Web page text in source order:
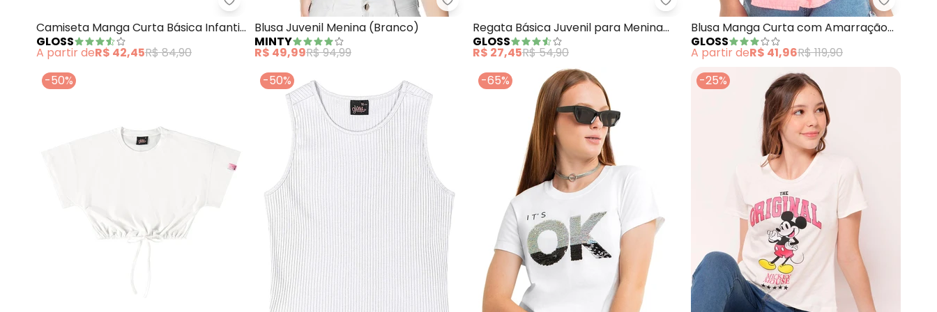
Gloss - Camiseta Manga Curta Básica Infantil (Branco)
Camiseta Manga Curta Básica Infantil
(Branco)
GLOSS
A partir deR$ 42,45R$ 84,90
Minty - Blusa Juvenil Menina (Branco)
Blusa Juvenil Menina (Branco)
MINTY
R$ 49,99R$ 94,99
Gloss - Regata Básica Juvenil para Menina
Regata Básica Juvenil para Menina
(Branco)
GLOSS
R$ 27,45R$ 54,90
Gloss -
Blusa Manga Curta com Amarração
(Branco)
GLOSS
A partir deR$ 41,96R$ 119,90
-50%
-50% -65% -25%